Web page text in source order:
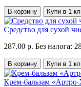
В корзину Купи в 1
Средство для сухой
287.00 р. Без налога:
В корзину Купи в 1
Крем-бальзам